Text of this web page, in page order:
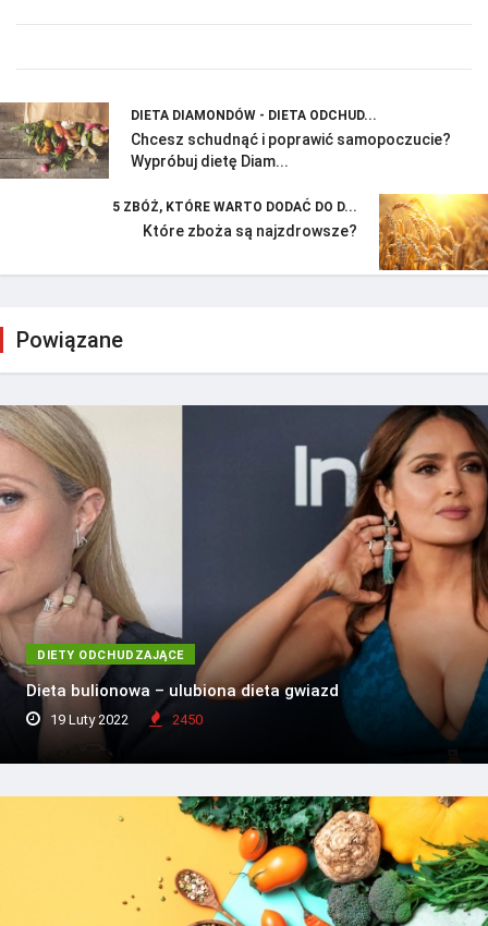
DIETA DIAMONDÓW - DIETA ODCHUD...
Chcesz schudnąć i poprawić samopoczucie?
Wypróbuj dietę Diam...
5 ZBÓŻ, KTÓRE WARTO DODAĆ DO D...
Które zboża są najzdrowsze?
Powiązane
DIETY ODCHUDZAJĄCE
Dieta bulionowa – ulubiona dieta gwiazd
19 Luty 2022 2450